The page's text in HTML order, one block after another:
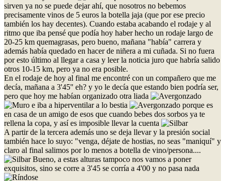
sirven ya no se puede dejar ahí, que nosotros no bebemos
precisamente vinos de 5 euros la botella jaja (que por ese precio
también los hay decentes). Cuando estaba acabando el rodaje y al
ritmo que iba pensé que podía hoy haber hecho un rodaje largo de
20-25 km quemagrasas, pero bueno, mañana "había" carrera y
además había quedado en hacer de niñera a mi cuñada. Si no fuera
por esto último al llegar a casa y leer la noticia juro que habría salido
otros 10-15 km, pero ya no era posible.
En el rodaje de hoy al final me encontré con un compañero que me
decía, mañana a 3'45'' eh? y yo le decía que estando bien podría ser,
pero que hoy me habían organizado otra liada
e iba a hiperventilar a lo bestia
porque es
en casa de un amigo de esos que cuando bebes dos sorbos ya te
rellena la copa, y así es imposible llevar la cuenta
A partir de la tercera además uno se deja llevar y la presión social
también hace lo suyo: "venga, déjate de hostias, no seas "maniquí" y
claro al final salimos por lo menos a botella de vino/persona....
Bueno, a estas alturas tampoco nos vamos a poner
exquisitos, sino se corre a 3'45 se corría a 4'00 y no pasa nada